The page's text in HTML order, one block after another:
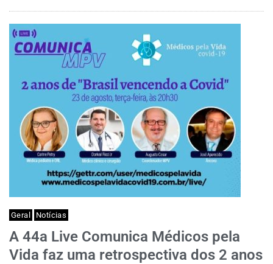
Geral Notícias
A 44a Live Comunica Médicos pela
Vida faz uma retrospectiva dos 2 anos